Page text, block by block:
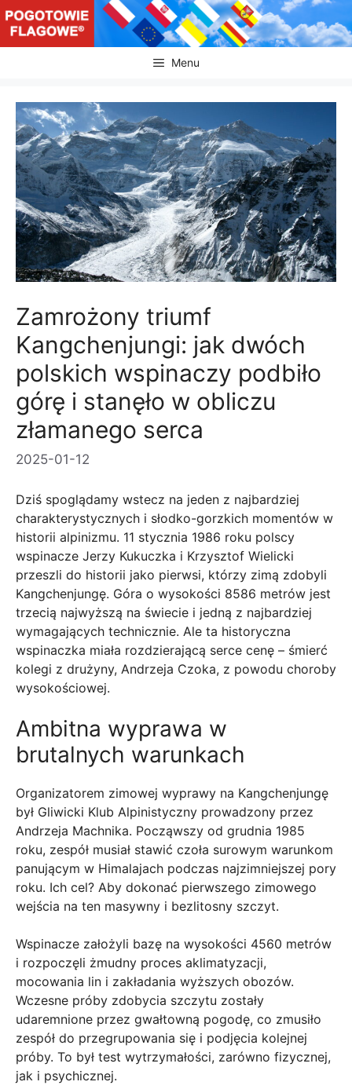
Przejdź
do
treści
Menu
Zamrożony triumf
Kangchenjungi: jak dwóch
polskich wspinaczy podbiło
górę i stanęło w obliczu
złamanego serca
2025-01-12
Dziś spoglądamy wstecz na jeden z najbardziej
charakterystycznych i słodko-gorzkich momentów w
historii alpinizmu. 11 stycznia 1986 roku polscy
wspinacze Jerzy Kukuczka i Krzysztof Wielicki
przeszli do historii jako pierwsi, którzy zimą zdobyli
Kangchenjungę. Góra o wysokości 8586 metrów jest
trzecią najwyższą na świecie i jedną z najbardziej
wymagających technicznie. Ale ta historyczna
wspinaczka miała rozdzierającą serce cenę – śmierć
kolegi z drużyny, Andrzeja Czoka, z powodu choroby
wysokościowej.
Ambitna wyprawa w
brutalnych warunkach
Organizatorem zimowej wyprawy na Kangchenjungę
był Gliwicki Klub Alpinistyczny prowadzony przez
Andrzeja Machnika. Począwszy od grudnia 1985
roku, zespół musiał stawić czoła surowym warunkom
panującym w Himalajach podczas najzimniejszej pory
roku. Ich cel? Aby dokonać pierwszego zimowego
wejścia na ten masywny i bezlitosny szczyt.
Wspinacze założyli bazę na wysokości 4560 metrów
i rozpoczęli żmudny proces aklimatyzacji,
mocowania lin i zakładania wyższych obozów.
Wczesne próby zdobycia szczytu zostały
udaremnione przez gwałtowną pogodę, co zmusiło
zespół do przegrupowania się i podjęcia kolejnej
próby. To był test wytrzymałości, zarówno fizycznej,
jak i psychicznej.